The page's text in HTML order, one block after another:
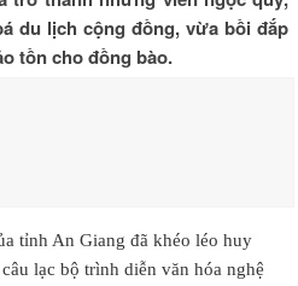
du lịch cộng đồng, vừa bồi đắp
tồn cho đồng bào.
tỉnh An Giang đã khéo léo huy
lạc bộ trình diễn văn hóa nghệ